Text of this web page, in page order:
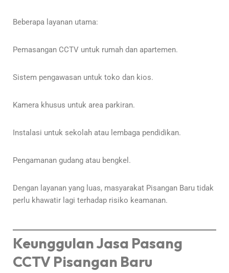
Beberapa layanan utama:
Pemasangan CCTV untuk rumah dan apartemen.
Sistem pengawasan untuk toko dan kios.
Kamera khusus untuk area parkiran.
Instalasi untuk sekolah atau lembaga pendidikan.
Pengamanan gudang atau bengkel.
Dengan layanan yang luas, masyarakat Pisangan Baru tidak
perlu khawatir lagi terhadap risiko keamanan.
Keunggulan Jasa Pasang
CCTV Pisangan Baru